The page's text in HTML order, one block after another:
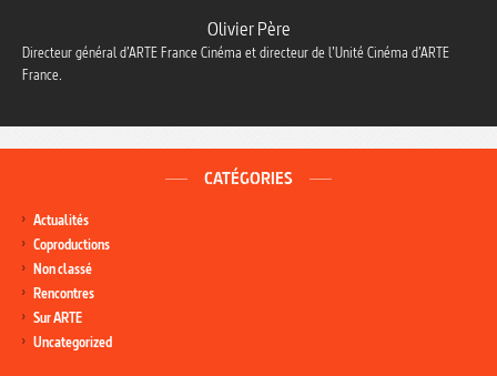
Olivier Père
Directeur général d’ARTE France Cinéma et directeur de l’Unité Cinéma d’ARTE
France.
CATÉGORIES
Actualités
Coproductions
Non classé
Rencontres
Sur ARTE
Uncategorized